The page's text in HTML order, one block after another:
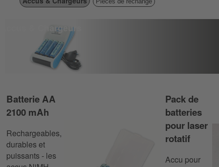
Accus & Chargeurs
Batterie AA
2100 mAh
Rechargeables,
durables et
puissants - les
Pack de
batteries
pour laser
rotatif
Accu pour